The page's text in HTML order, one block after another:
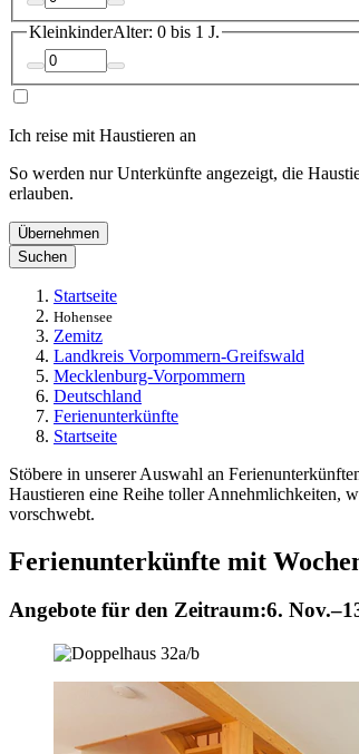
KleinkinderAlter: 0 bis 1 J.
Ich reise mit Haustieren an
So werden nur Unterkünfte angezeigt, die
erlauben.
Übernehmen
Suchen
Startseite
Hohensee
Zemitz
Landkreis Vorpommern-Greifswald
Mecklenburg-Vorpommern
Deutschland
Ferienunterkünfte
Startseite
Stöbere in unserer Auswahl an
Haustieren eine Reihe toller Annehmlichkeiten,
vorschwebt.
Ferienunterkünfte mit
Angebote für den Zeitraum:6.